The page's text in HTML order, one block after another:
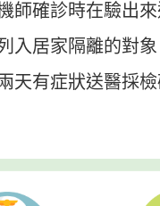
師確診時在驗出
入居家隔離的對
天有症狀送醫採